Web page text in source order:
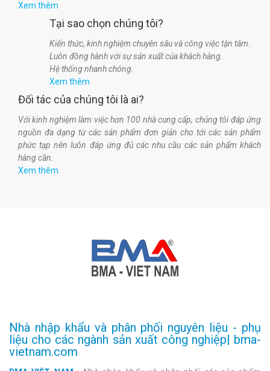
Xem thêm
Tại sao chọn chúng tôi?
Kiến thức, kinh nghiệm chuyên sâu và công việc tận tâm.
Luôn đồng hành với sự sản xuất của khách hàng.
Hệ thống nhanh chóng.
Xem thêm
Đối tác của chúng tôi là ai?
Với kinh nghiệm làm việc hơn 100 nhà cung cấp, chúng tôi đáp ứng
nguồn đa dạng từ các sản phẩm đơn giản cho tới các sản phẩm
phức tạp nên luôn đáp ứng đủ các nhu cầu các sản phẩm khách
hàng cần.
Xem thêm
Nhà nhập khẩu và phân phối nguyên liệu - phụ
liệu cho các ngành sản xuất công nghiệp| bma-
vietnam.com